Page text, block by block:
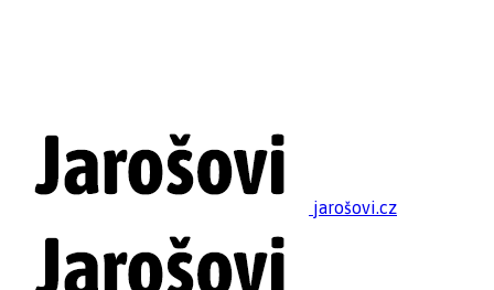
jarošovi.cz